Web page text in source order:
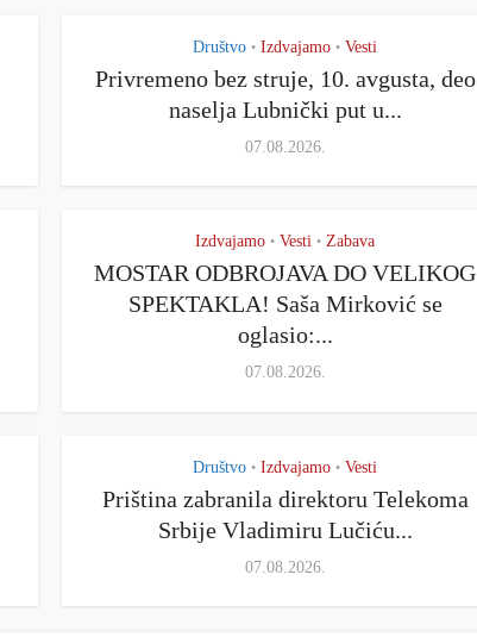
Društvo • Izdvajamo • Vesti
Privremeno bez struje, 10. avgusta, deo
naselja Lubnički put u...
07.08.2026.
Izdvajamo • Vesti • Zabava
MOSTAR ODBROJAVA DO VELIKOG
SPEKTAKLA! Saša Mirković se
oglasio:...
07.08.2026.
Društvo • Izdvajamo • Vesti
Priština zabranila direktoru Telekoma
Srbije Vladimiru Lučiću...
07.08.2026.